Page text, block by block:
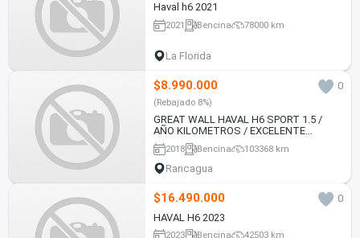
Haval h6 2021
2021 Bencina 78000 km
La Florida
$8.990.000 0
(Rebajado 8%)
GREAT WALL HAVAL H6 SPORT 1.5 /
AÑO KILOMETROS / EXCELENTE
ESTADO
2018 Bencina 103368 km
Rancagua
$16.490.000
0
HAVAL H6 2023
2023 Bencina 42503 km